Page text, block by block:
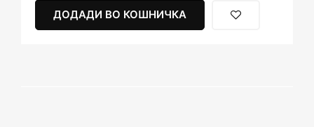
was:
5.990,00 ден.
4.200,00 ден.
ДОДАДИ ВО КОШНИЧКА